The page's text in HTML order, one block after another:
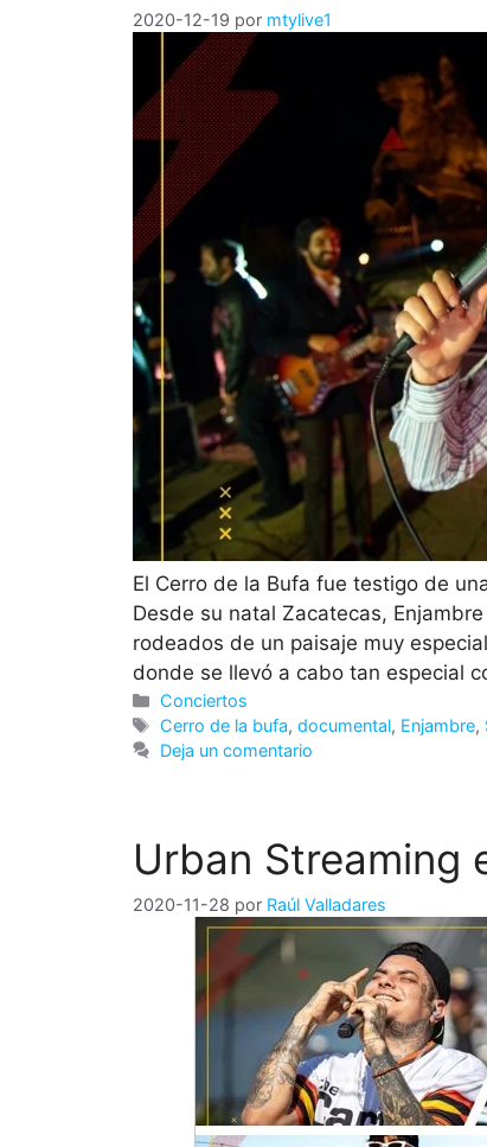
2020-12-19 por mtylive1
El Cerro de la Bufa fue testigo de
Desde su natal Zacatecas,
rodeados de un paisaje muy
donde se llevó a cabo tan especial
Categorías
Conciertos
Etiquetas
Cerro de la bufa,documental, Enjambre,
Deja un comentario
Urban Streaming
2020-11-28 por Raúl Valladares